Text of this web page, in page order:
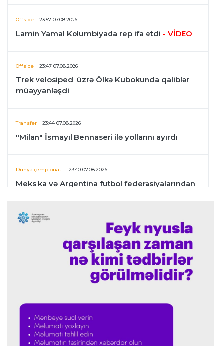
Offside 23:57 07.08.2026
Lamin Yamal Kolumbiyada rep ifa etdi - VİDEO
Offside 23:47 07.08.2026
Trek velosipedi üzrə Ölkə Kubokunda qaliblər
müəyyənləşdi
Transfer 23:44 07.08.2026
"Milan" İsmayıl Bennaseri ilə yollarını ayırdı
Dünya çempionatı 23:40 07.08.2026
Meksika və Argentina futbol federasiyalarından
"Formula 1" pilotlarının 2026-cı il reytinqi
qatdı
Formula-1 23:29 07.08.2026